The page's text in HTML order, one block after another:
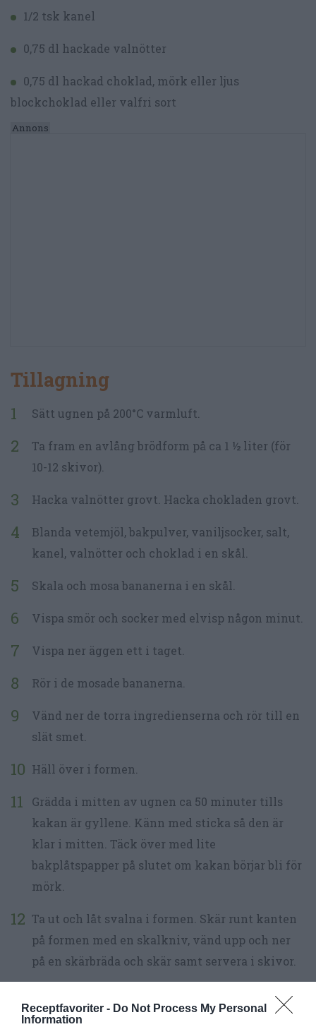
Receptfavoriter - Do Not Process My Personal
Information
1/2 tsk kanel
0,75 dl hackade valnötter
0,75 dl hackad choklad, mörk eller ljus
blockchoklad eller valfri sort
Tillagning
Sätt ugnen på 200°C varmluft.
Ta fram en avlång brödform på ca 1 ½ liter (för
10-12 skivor).
Hacka valnötter grovt. Hacka chokladen grovt.
Blanda vetemjöl, bakpulver, vaniljsocker, salt,
kanel, valnötter och choklad i en skål.
Skala och mosa bananerna i en skål.
Vispa smör och socker med elvisp någon minut.
Vispa ner äggen ett i taget.
Rör i de mosade bananerna.
Vänd ner de torra ingredienserna och rör till en
slät smet.
Häll över i formen.
Grädda i mitten av ugnen ca 50 minuter tills
kakan är gyllene. Känn med sticka så den är
klar i mitten. Täck över med lite
bakplåtspapper på slutet om kakan börjar bli för
mörk.
Ta ut och låt svalna i formen. Skär runt kanten
på formen med en skalkniv, vänd upp och ner
på en skärbräda och skär samt servera i skivor.